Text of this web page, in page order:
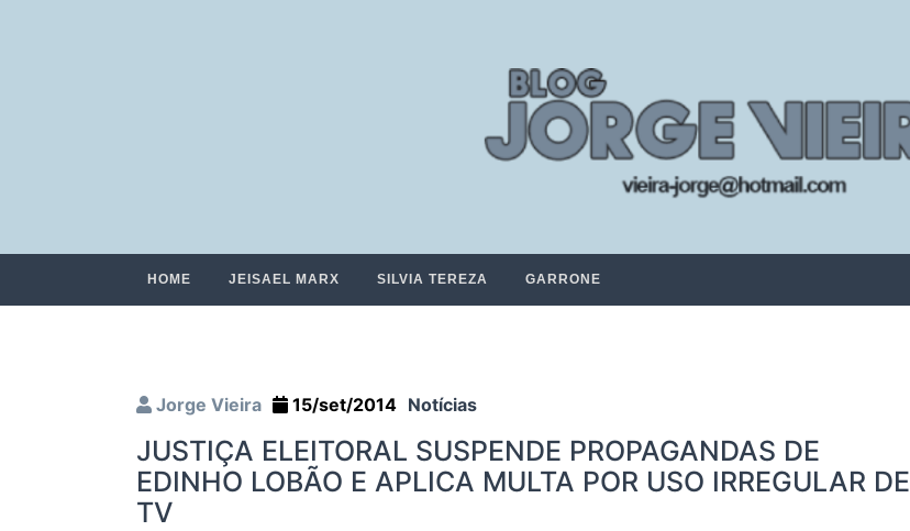
HOME JEISAEL MARX SILVIA TEREZA GARRONE
Jorge Vieira 15/set/2014 Notícias
JUSTIÇA ELEITORAL SUSPENDE PROPAGANDAS DE
EDINHO LOBÃO E APLICA MULTA POR USO IRREGULAR DE
TV